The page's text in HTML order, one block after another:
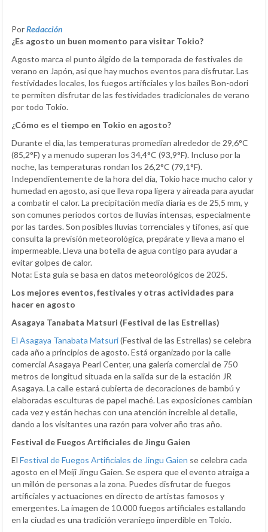
PorRedacción
¿Es agosto un buen momento para visitar Tokio?
Agosto marca el punto álgido de la temporada de festivales de
verano en Japón, así que hay muchos eventos para disfrutar. Las
festividades locales, los fuegos artificiales y los bailes Bon-odori
te permiten disfrutar de las festividades tradicionales de verano
por todo Tokio.
¿Cómo es el tiempo en Tokio en agosto?
Durante el día, las temperaturas promedian alrededor de 29,6°C
(85,2°F) y a menudo superan los 34,4°C (93,9°F). Incluso por la
noche, las temperaturas rondan los 26,2°C (79,1°F).
Independientemente de la hora del día, Tokio hace mucho calor y
humedad en agosto, así que lleva ropa ligera y aireada para ayudar
a combatir el calor. La precipitación media diaria es de 25,5 mm, y
son comunes periodos cortos de lluvias intensas, especialmente
por las tardes. Son posibles lluvias torrenciales y tifones, así que
consulta la previsión meteorológica, prepárate y lleva a mano el
impermeable. Lleva una botella de agua contigo para ayudar a
evitar golpes de calor.
Nota: Esta guía se basa en datos meteorológicos de 2025.
Los mejores eventos, festivales y otras actividades para
hacer en agosto
Asagaya Tanabata Matsuri (Festival de las Estrellas)
El Asagaya Tanabata Matsuri(Festival de las Estrellas) se celebra
cada año a principios de agosto. Está organizado por la calle
comercial Asagaya Pearl Center, una galería comercial de 750
metros de longitud situada en la salida sur de la estación JR
Asagaya. La calle estará cubierta de decoraciones de bambú y
elaboradas esculturas de papel maché. Las exposiciones cambian
cada vez y están hechas con una atención increíble al detalle,
dando a los visitantes una razón para volver año tras año.
Festival de Fuegos Artificiales de Jingu Gaien
El Festival de Fuegos Artificiales de Jingu Gaien se celebra cada
agosto en el Meiji Jingu Gaien. Se espera que el evento atraiga a
un millón de personas a la zona. Puedes disfrutar de fuegos
artificiales y actuaciones en directo de artistas famosos y
emergentes. La imagen de 10.000 fuegos artificiales estallando
en la ciudad es una tradición veraniego imperdible en Tokio.